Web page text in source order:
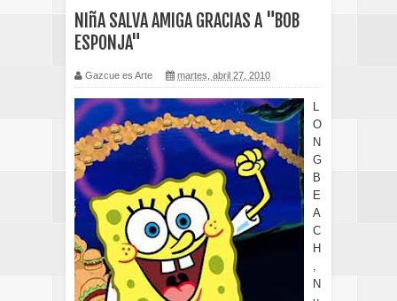
NIñA SALVA AMIGA GRACIAS A "BOB
ESPONJA"
Gazcue es Arte martes, abril 27, 2010
L
O
N
G
B
E
A
C
H
,
N